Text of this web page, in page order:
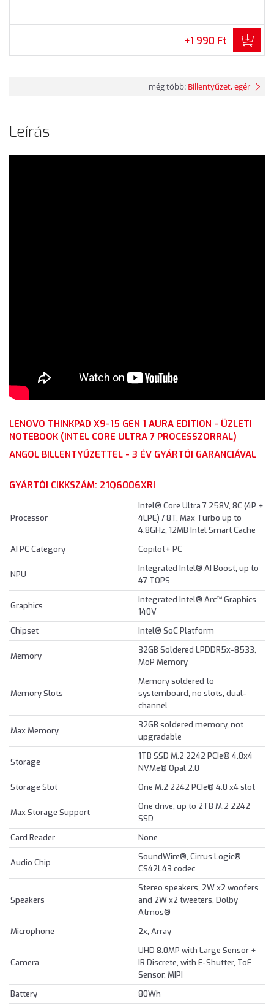
+1 990 Ft
még több: Billentyűzet, egér
Leírás
LENOVO THINKPAD X9-15 GEN 1 AURA EDITION - ÜZLETI
NOTEBOOK (INTEL CORE ULTRA 7 PROCESSZORRAL)
ANGOL BILLENTYŰZETTEL - 3 ÉV GYÁRTÓI GARANCIÁVAL
GYÁRTÓI CIKKSZÁM: 21Q6006XRI
Processor
Intel® Core Ultra 7 258V, 8C (4P +
4LPE) / 8T, Max Turbo up to
4.8GHz, 12MB Intel Smart Cache
AI PC Category
Copilot+ PC
NPU
Integrated Intel® AI Boost, up to
47 TOPS
Graphics
Integrated Intel® Arc™ Graphics
140V
Chipset
Intel® SoC Platform
Memory
32GB Soldered LPDDR5x-8533,
MoP Memory
Memory Slots
Memory soldered to
systemboard, no slots, dual-
channel
Max Memory
32GB soldered memory, not
upgradable
Storage
1TB SSD M.2 2242 PCIe® 4.0x4
NVMe® Opal 2.0
Storage Slot
One M.2 2242 PCIe® 4.0 x4 slot
Max Storage Support
One drive, up to 2TB M.2 2242
SSD
Card Reader
None
Audio Chip
SoundWire®, Cirrus Logic®
CS42L43 codec
Speakers
Stereo speakers, 2W x2 woofers
and 2W x2 tweeters, Dolby
Atmos®
Microphone
2x, Array
Camera
UHD 8.0MP with Large Sensor +
IR Discrete, with E-Shutter, ToF
Sensor, MIPI
Battery
80Wh